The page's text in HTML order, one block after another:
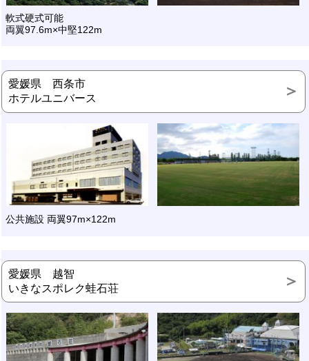
軟式硬式可能
両翼97.6m×中堅122m
愛媛県 西条市
ホテルユニバース
公共施設 両翼97m×122m
愛媛県 越智
いきなスポレク蛙石荘